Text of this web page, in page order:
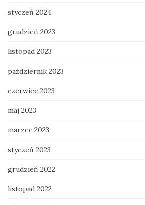
styczeń 2024
grudzień 2023
listopad 2023
październik 2023
czerwiec 2023
maj 2023
marzec 2023
styczeń 2023
grudzień 2022
listopad 2022